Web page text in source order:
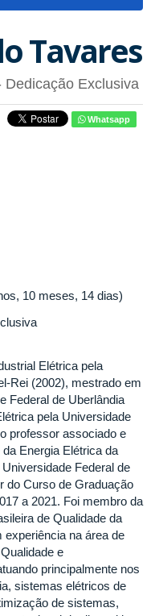
Tavares
Dedicação Exclusiva
Whatsapp
10 meses, 14 dias)
Elétrica pela
Rei (2002), mestrado em
Federal de Uberlândia
pela Universidade
professor associado e
Energia Elétrica da
Federal de
do Curso de Graduação
a 2021. Foi membro da
de Qualidade da
experiência na área de
e
principalmente nos
sistemas elétricos de
de sistemas,